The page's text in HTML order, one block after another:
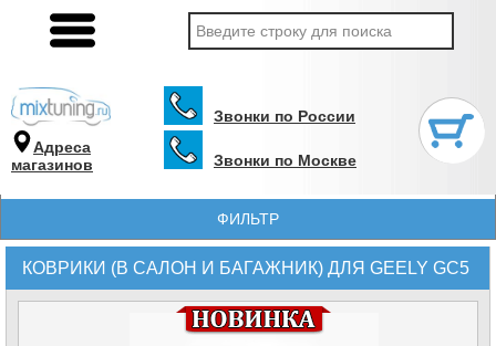
Адреса
магазинов
Звонки по России
Звонки по Москве
ФИЛЬТР
КОВРИКИ (В САЛОН И БАГАЖНИК) ДЛЯ GEELY GC5